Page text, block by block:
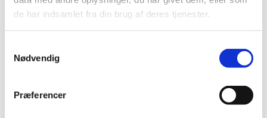
de har indsamlet fra din brug af deres tjenester.
Nødvendig
Præferencer
lide...